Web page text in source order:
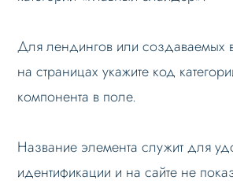
Данные слайдеров
Личный кабинет
Формы и коммуникации
Для лендингов или создаваемых
на страницах укажите код
компонента в поле.
Название элемента служит для
идентификации и на сайте не